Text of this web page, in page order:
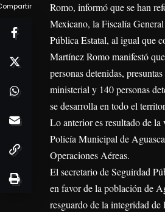
Romo, informó que se han
Mexicano, la Fiscalía
Pública Estatal, al igual que
Martínez Romo manifestó
personas detenidas,
ministerial y 140 personas
se desarrolla en todo el
Lo anterior es resultado de
Policía Municipal de
Operaciones Aéreas.
El secretario de Seguirdad
en favor de la población de
resguardo de la integridad de